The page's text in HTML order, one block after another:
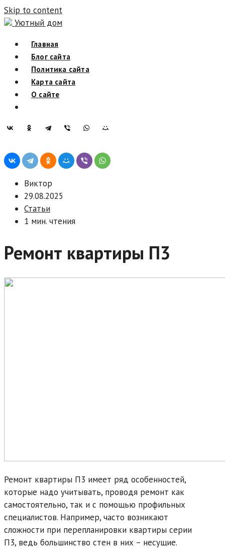
Skip to content
Уютный дом
Главная
Блог сайта
Политика сайта
Карта сайта
О сайте
Виктор
29.08.2025
Статьи
1 мин. чтения
Ремонт квартиры П3
Ремонт квартиры П3 имеет ряд особенностей,
которые надо учитывать, проводя ремонт как
самостоятельно, так и с помощью профильных
специалистов. Например, часто возникают
сложности при перепланировки квартиры серии
П3, ведь большинство стен в них – несущие.